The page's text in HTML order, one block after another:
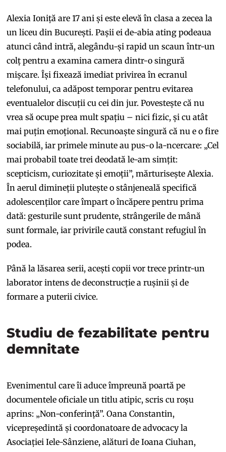
Alexia Ioniță are 17 ani și este elevă în clasa a zecea la
un liceu din București. Pașii ei de-abia ating podeaua
atunci când intră, alegându-și rapid un scaun într-un
colț pentru a examina camera dintr-o singură
mișcare. Își fixează imediat privirea în ecranul
telefonului, ca adăpost temporar pentru evitarea
eventualelor discuții cu cei din jur. Povestește că nu
vrea să ocupe prea mult spațiu – nici fizic, și cu atât
mai puțin emoțional. Recunoaște singură că nu e o fire
sociabilă, iar primele minute au pus-o la-ncercare: „Cel
mai probabil toate trei deodată le-am simțit:
scepticism, curiozitate și emoții”, mărturisește Alexia.
În aerul dimineții plutește o stânjeneală specifică
adolescenților care împart o încăpere pentru prima
dată: gesturile sunt prudente, strângerile de mână
sunt formale, iar privirile caută constant refugiul în
podea.
Până la lăsarea serii, acești copii vor trece printr-un
laborator intens de deconstrucție a rușinii și de
formare a puterii civice.
Studiu de fezabilitate pentru
demnitate
Evenimentul care îi aduce împreună poartă pe
documentele oficiale un titlu atipic, scris cu roșu
aprins: „Non-conferință”. Oana Constantin,
vicepreședintă și coordonatoare de advocacy la
Asociației Iele-Sânziene, alături de Ioana Ciuhan,